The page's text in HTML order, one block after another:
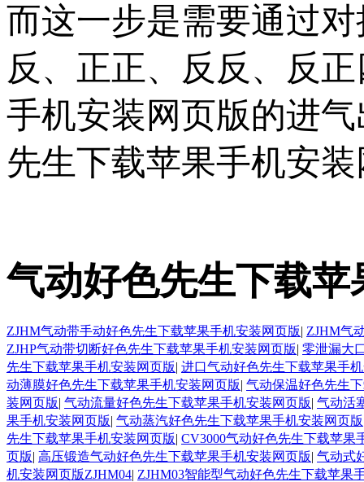
而这一步是需要通过对
反、正正、反反
手机安装网页版的进气
先生下载苹果手机安装
气动好色先生下载
ZJHM气动带手动好色先生下载苹果手机安装网页版| ZJHM气
ZJHP气动带切断好色先生下载苹果手机安装网页版| 零泄漏大
先生下载苹果手机安装网页版| 进口气动好色先生下载苹果手
动薄膜好色先生下载苹果手机安装网页版| 气动保温好色先生
装网页版| 气动流量好色先生下载苹果手机安装网页版| 气动活
果手机安装网页版| 气动蒸汽好色先生下载苹果手机安装网页版
先生下载苹果手机安装网页版| CV3000气动好色先生下载苹果
页版| 高压锻造气动好色先生下载苹果手机安装网页版| 气动式
机安装网页版ZJHM04| ZJHM03智能型气动好色先生下载苹果